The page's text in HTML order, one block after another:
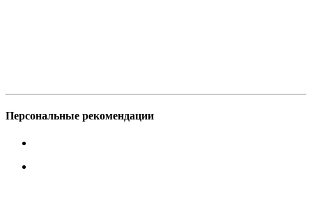
Персональные рекомендации